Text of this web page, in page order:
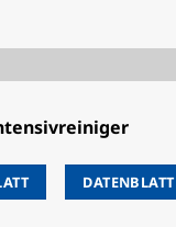
DATENBLATT